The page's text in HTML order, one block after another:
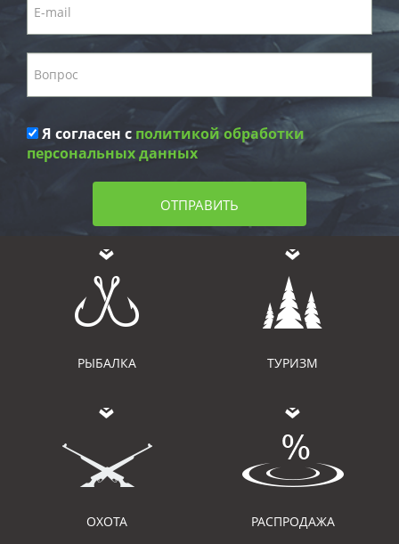
Я согласен с политикой обработки
персональных данных
ОТПРАВИТЬ
РЫБАЛКА ТУРИЗМ
ОХОТА РАСПРОДАЖА